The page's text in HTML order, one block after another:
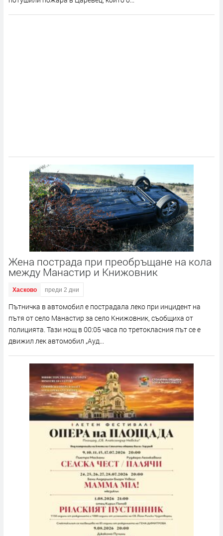
Жена пострада при преобръщане на кола
между Манастир и Книжовник
Хасково преди 2 дни
Пътничка в автомобил е пострадала леко при инцидент на
пътя от село Манастир за село Книжовник, съобщиха от
полицията. Тази нощ в 00:05 часа по третокласния път се е
движил лек автомобил „Ауд...